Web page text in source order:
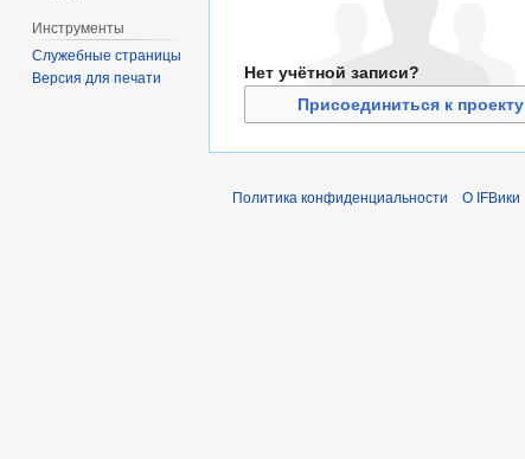
Нет учётной записи?
Присоединиться к проекту
Инструменты
Служебные страницы
Версия для печати
Политика конфиденциальности О IFВики